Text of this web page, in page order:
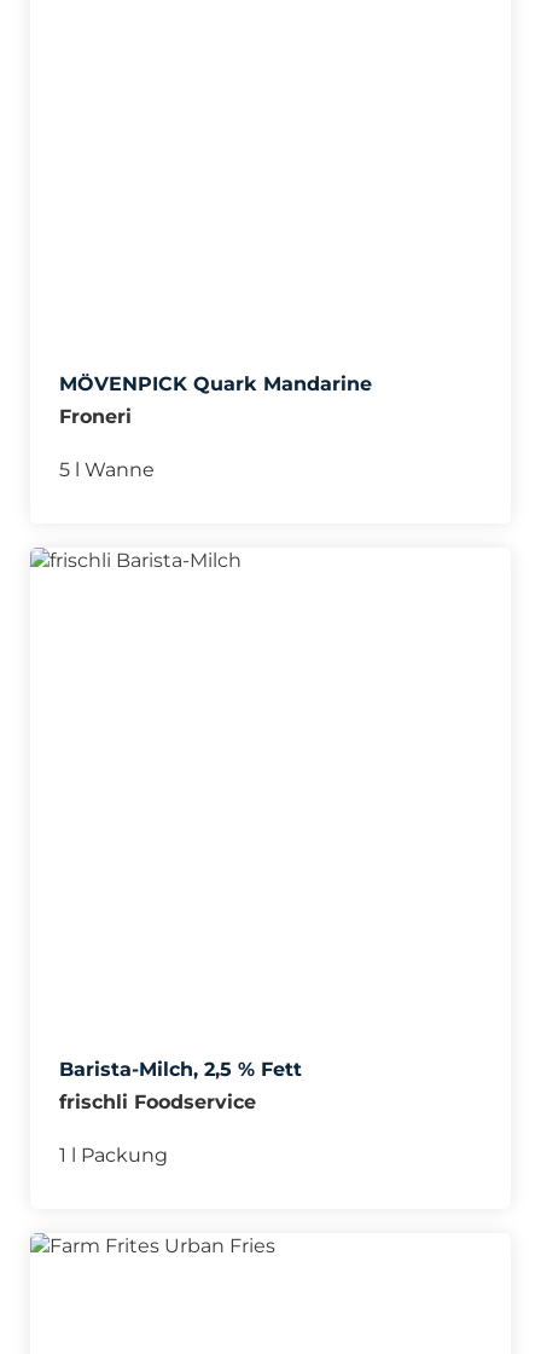
MÖVENPICK Quark Mandarine
Froneri
5 l Wanne
Barista-Milch, 2,5 % Fett
frischli Foodservice
1 l Packung